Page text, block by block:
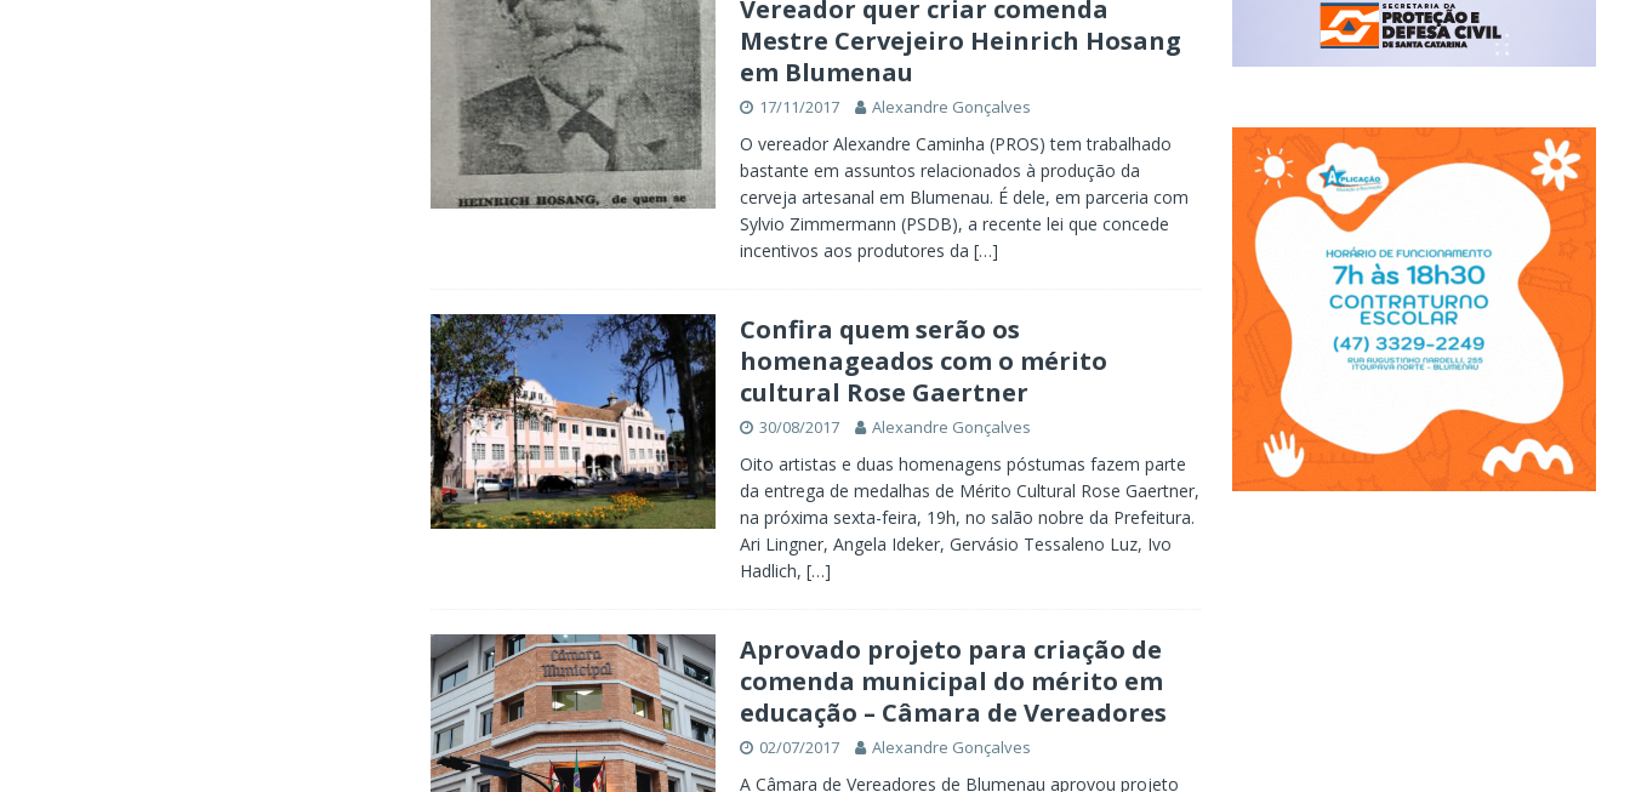
Vereador quer criar comenda
Mestre Cervejeiro Heinrich Hosang
em Blumenau
17/11/2017 Alexandre Gonçalves
O vereador Alexandre Caminha (PROS) tem trabalhado
bastante em assuntos relacionados à produção da
cerveja artesanal em Blumenau. É dele, em parceria com
Sylvio Zimmermann (PSDB), a recente lei que concede
incentivos aos produtores da […]
Confira quem serão os
homenageados com o mérito
cultural Rose Gaertner
30/08/2017 Alexandre Gonçalves
Oito artistas e duas homenagens póstumas fazem parte
da entrega de medalhas de Mérito Cultural Rose Gaertner,
na próxima sexta-feira, 19h, no salão nobre da Prefeitura.
Ari Lingner, Angela Ideker, Gervásio Tessaleno Luz, Ivo
Hadlich, […]
Aprovado projeto para criação de
comenda municipal do mérito em
educação – Câmara de Vereadores
02/07/2017 Alexandre Gonçalves
A Câmara de Vereadores de Blumenau aprovou projeto